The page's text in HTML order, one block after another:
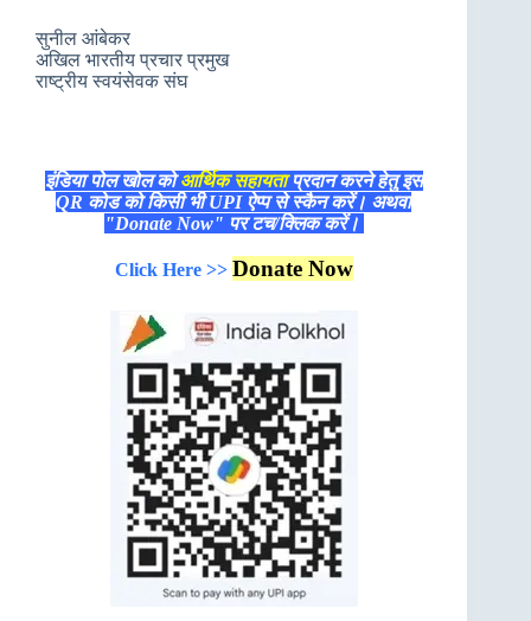
सुनील आंबेकर
अखिल भारतीय प्रचार प्रमुख
राष्ट्रीय स्वयंसेवक संघ
इंडिया पोल खोल कोआर्थिक सहायताप्रदान करने हेतु इस
QR कोड को किसी भी UPI ऐप्प से स्कैन करें। अथवा
"Donate Now" पर टच/क्लिक करें।
Click Here >> Donate Now